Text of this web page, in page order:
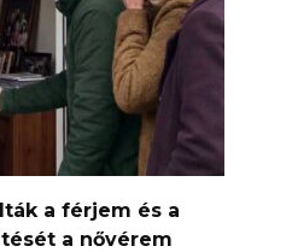
a férjem és a
a nővérem